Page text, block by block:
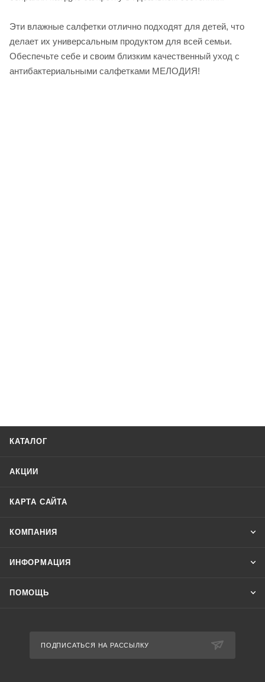
Эти влажные салфетки отлично подходят для детей, что
делает их универсальным продуктом для всей семьи.
Обеспечьте себе и своим близким качественный уход с
антибактериальными салфетками МЕЛОДИЯ!
КАТАЛОГ
АКЦИИ
КАРТА САЙТА
КОМПАНИЯ
ИНФОРМАЦИЯ
ПОМОЩЬ
ПОДПИСАТЬСЯ НА РАССЫЛКУ